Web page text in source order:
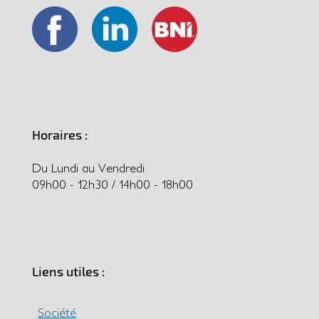
Horaires :
Du Lundi au Vendredi
09h00 - 12h30 / 14h00 - 18h00
Liens utiles :
Société